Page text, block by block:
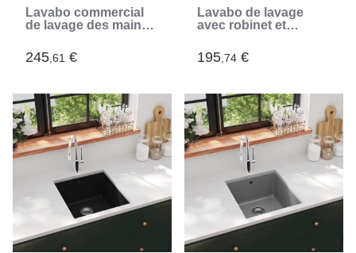
Lavabo commercial
de lavage des mains
(Argent)
245,61 €
Lavabo de lavage
avec robinet et
Inox (Argent)
195,74 €